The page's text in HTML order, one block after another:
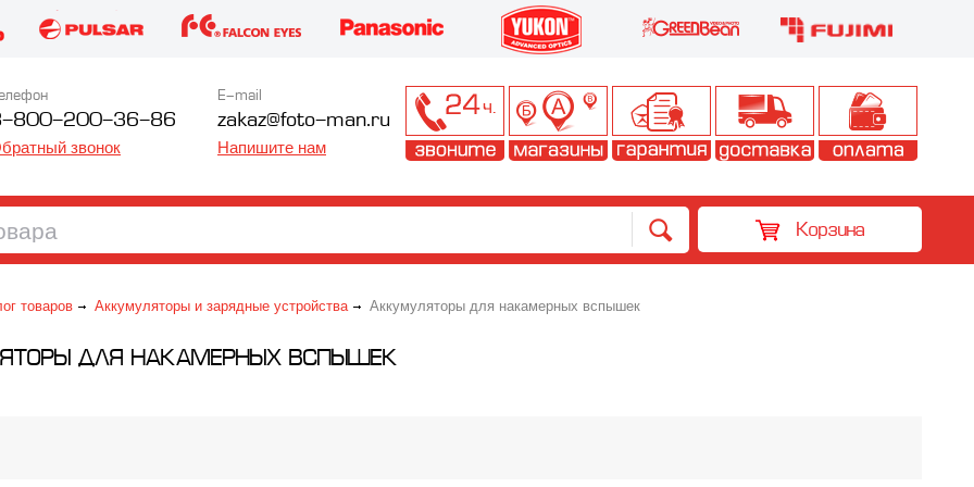
800-200-36-86
звонок
E-mail
zakaz@foto-man.ru
Напишите нам
Корзина
товаров Аккумуляторы и зарядные устройства Аккумуляторы для накамерных вспышек
ДЛЯ НАКАМЕРНЫХ ВСПЫШЕК